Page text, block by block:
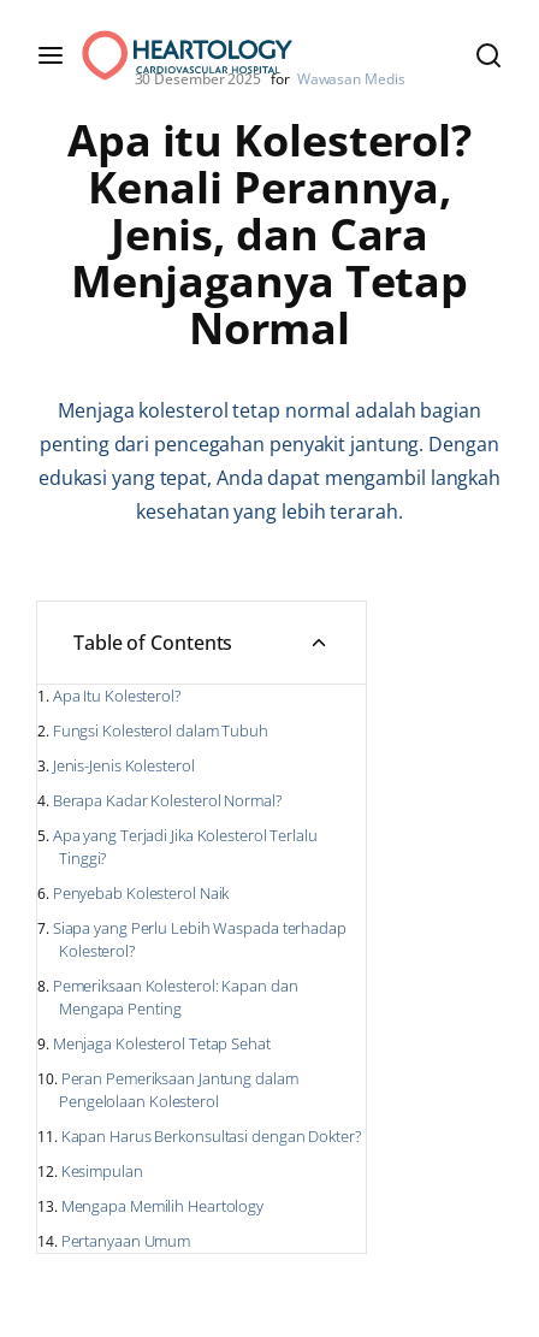
30 Desember 2025 for Wawasan Medis
Apa itu Kolesterol?
Kenali Perannya,
Jenis, dan Cara
Menjaganya Tetap
Normal
Menjaga kolesterol tetap normal adalah bagian
penting dari pencegahan penyakit jantung. Dengan
edukasi yang tepat, Anda dapat mengambil langkah
kesehatan yang lebih terarah.
Table of Contents
Apa Itu Kolesterol?
Fungsi Kolesterol dalam Tubuh
Jenis-Jenis Kolesterol
Berapa Kadar Kolesterol Normal?
Apa yang Terjadi Jika Kolesterol Terlalu
Tinggi?
Penyebab Kolesterol Naik
Siapa yang Perlu Lebih Waspada terhadap
Kolesterol?
Pemeriksaan Kolesterol: Kapan dan
Mengapa Penting
Menjaga Kolesterol Tetap Sehat
Peran Pemeriksaan Jantung dalam
Pengelolaan Kolesterol
Kapan Harus Berkonsultasi dengan Dokter?
Kesimpulan
Mengapa Memilih Heartology
Pertanyaan Umum